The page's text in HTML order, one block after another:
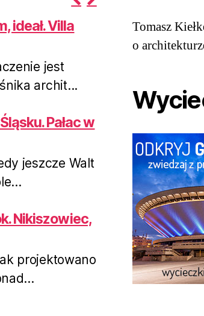
o
ideał. Villa
jest
archit...
Pałac w
jeszcze Walt
Nikiszowiec,
projektowano
Tomasz
o